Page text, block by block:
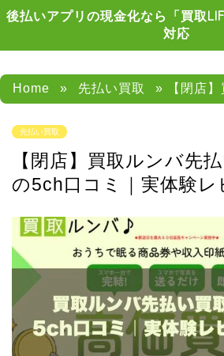
後払いアプリの現金化なら「買取
対応
Home » 先払い買取 » 【閉店】
先払い買取
【閉店】買取ルンバ先
の5ch口コミ｜実体験レ